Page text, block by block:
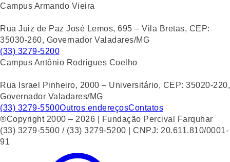
Campus Armando Vieira
Rua Juiz de Paz José Lemos, 695 – Vila Bretas, CEP:
35030-260, Governador Valadares/MG
(33) 3279-5200
Campus Antônio Rodrigues Coelho
Rua Israel Pinheiro, 2000 – Universitário, CEP: 35020-220,
Governador Valadares/MG
(33) 3279-5500Outros endereçosContatos
®Copyright 2000 – 2026 | Fundação Percival Farquhar
(33) 3279-5500 / (33) 3279-5200 | CNPJ: 20.611.810/0001-
91